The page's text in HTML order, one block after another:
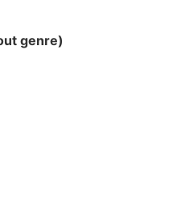
genre)